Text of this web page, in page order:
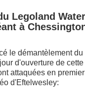
Legoland
à
le démantèlement du
d'ouverture de
attaquées en
d'Eftelwesley: